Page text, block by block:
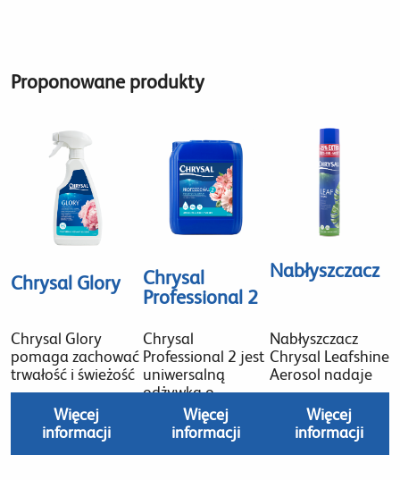
Proponowane produkty
Chrysal Glory
Chrysal Glory
pomaga zachować
trwałość i świeżość
Więcej
informacji
Chrysal
Professional 2
Chrysal
Professional 2 jest
uniwersalną
odżywką o
Więcej
informacji
Nabłyszczacz
Nabłyszczacz
Chrysal Leafshine
Aerosol nadaje
Więcej
informacji